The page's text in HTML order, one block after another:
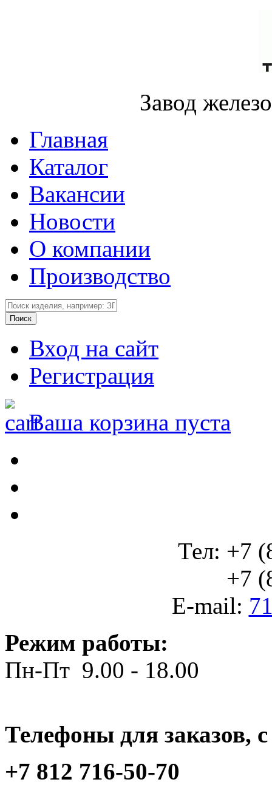
Завод
Главная
Каталог
Вакансии
Новости
О компании
Производство
Вход на сайт
Регистрация
Ваша корзина пуста
Тел: +7
+7
E-mail:
Режим работы:
Пн-Пт 9.00 - 18.00
Телефоны для заказов,
+7 812 716-50-70